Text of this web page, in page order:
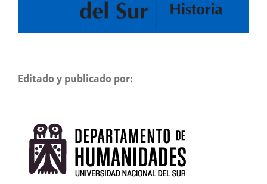
Editado y publicado por: